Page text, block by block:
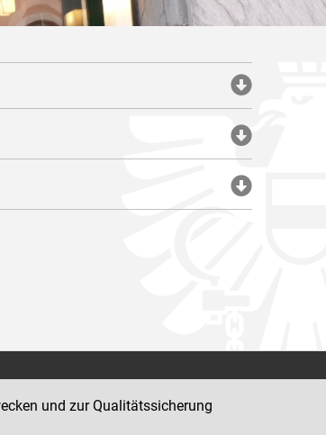
und zur Qualitätssicherung